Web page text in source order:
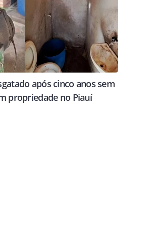
após cinco anos sem
propriedade no Piauí